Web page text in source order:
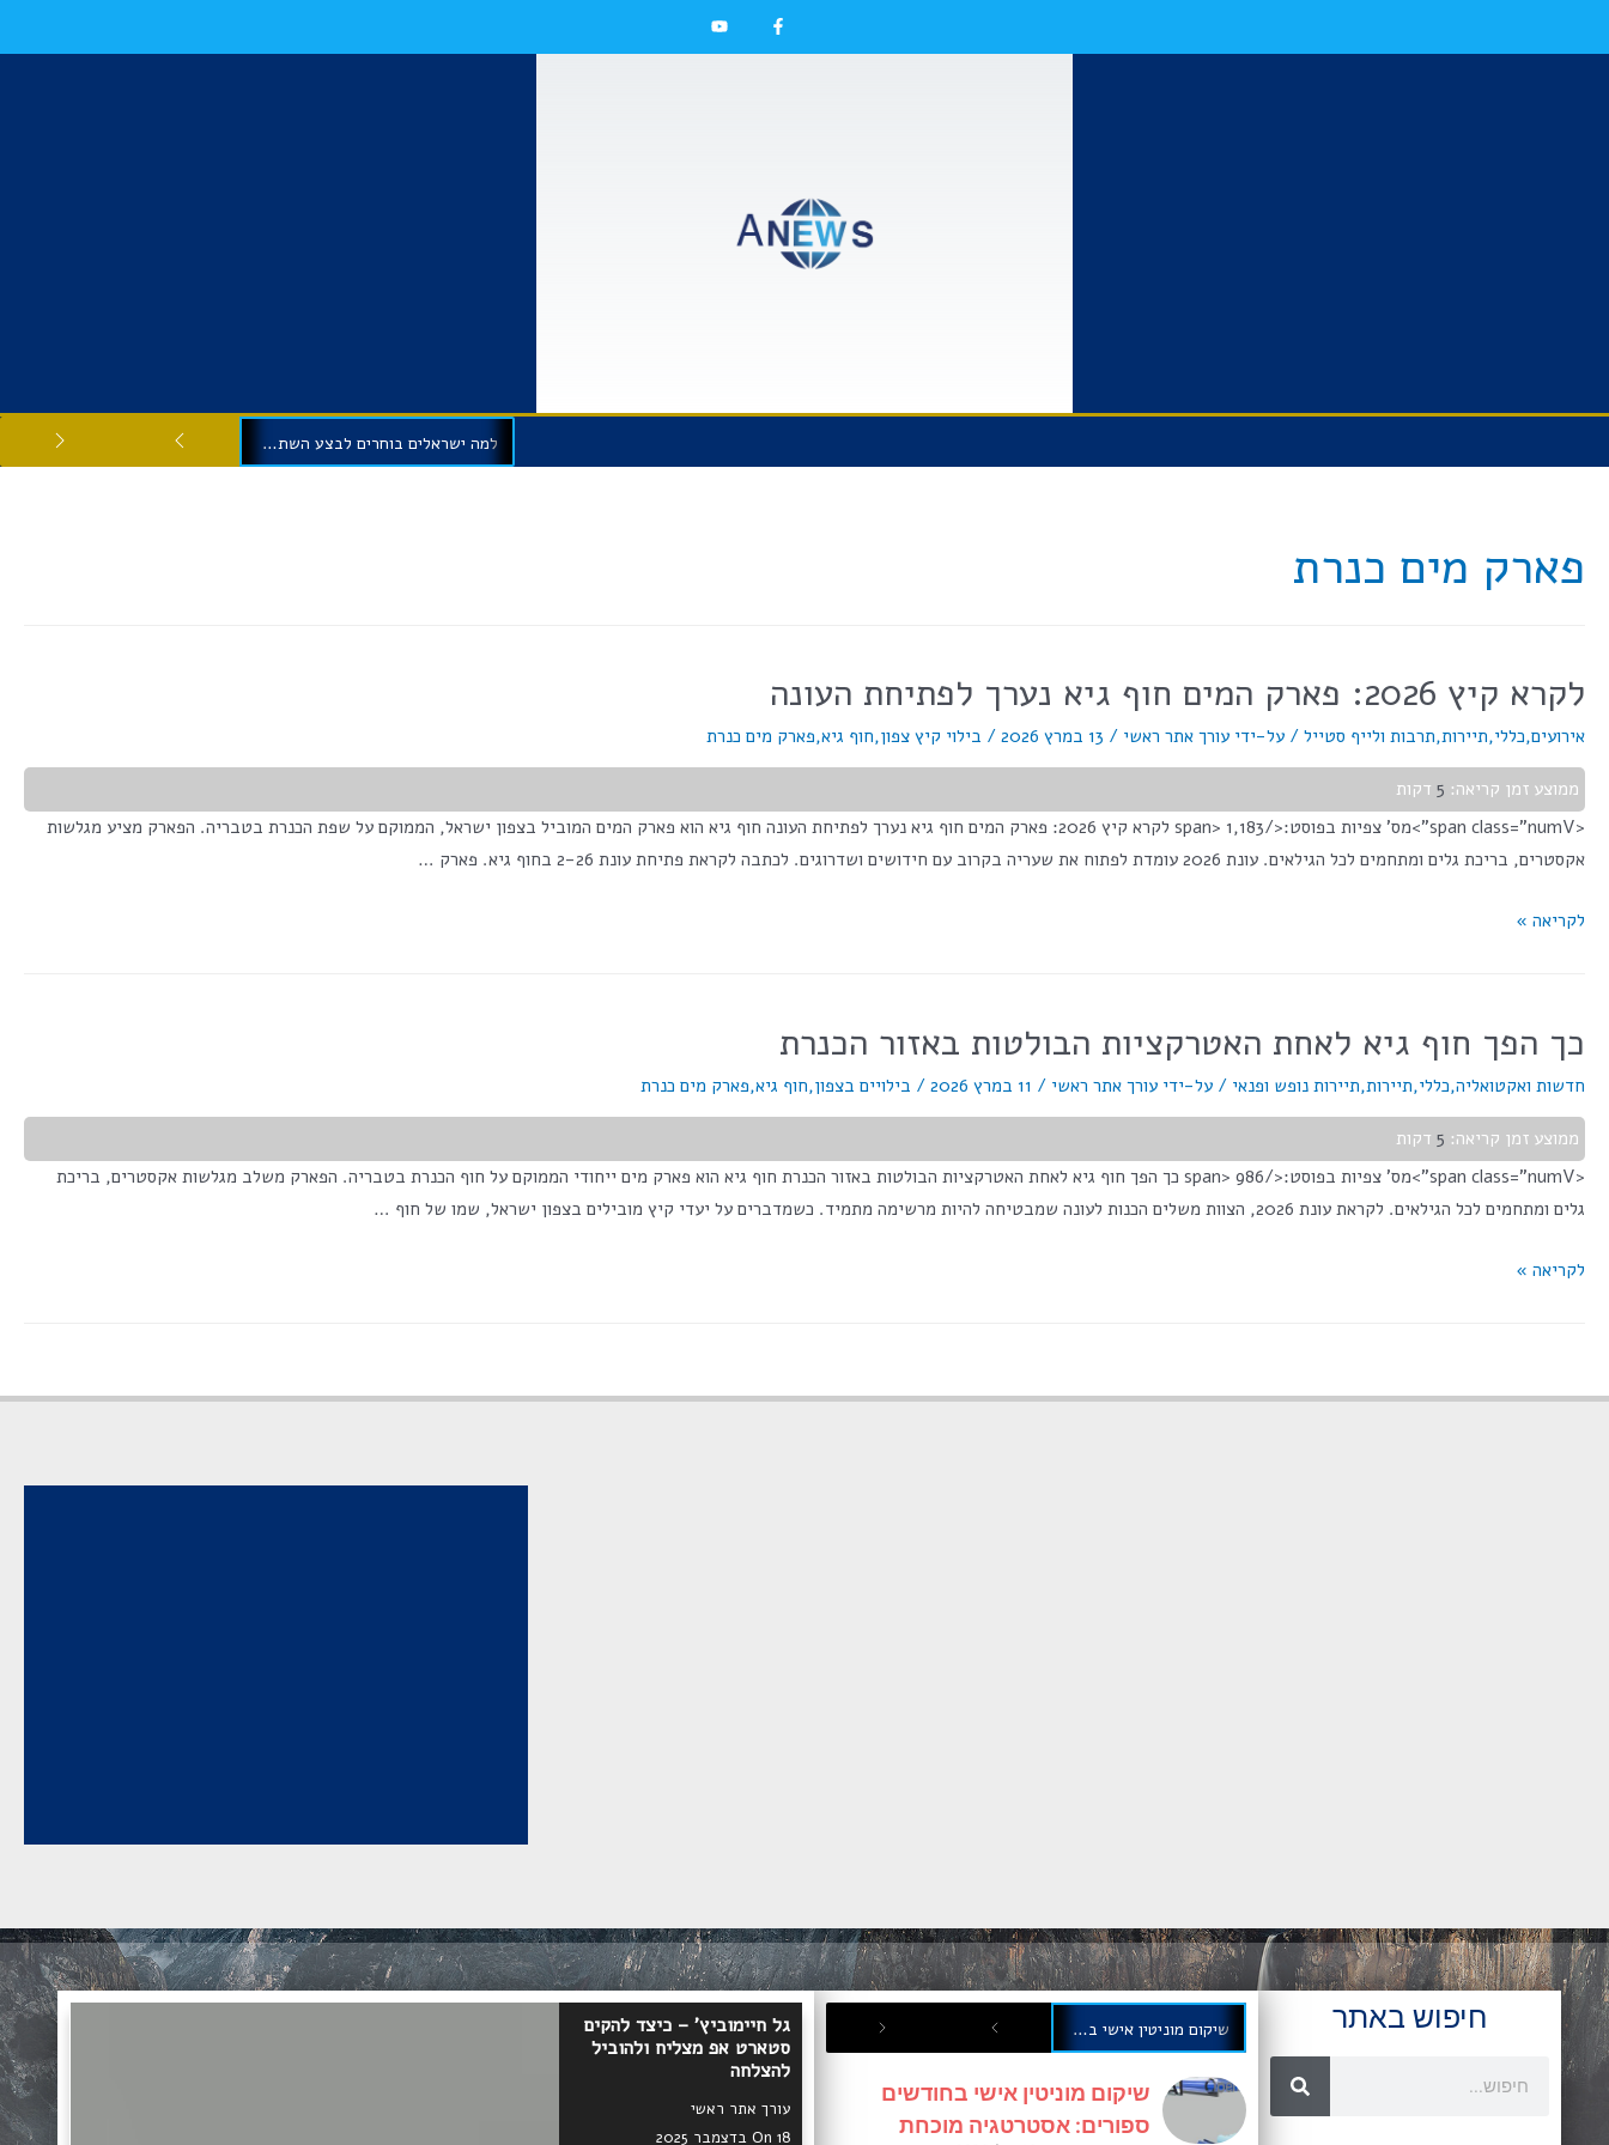
למה ישראלים בוחרים לבצע השתלות שיניים בגיאורגיה?
פארק מים כנרת
לקרא קיץ 2026: פארק המים חוף גיא נערך לפתיחת העונה
אירועים,כללי,תיירות,תרבות ולייף סטייל / על-ידי עורך אתר ראשי / 13 במרץ 2026 / בילוי קיץ צפון,חוף גיא,פארק מים כנרת
ממוצע זמן קריאה: 5 דקות
<span class="numV">מס' צפיות בפוסט:</span> 1,183 לקרא קיץ 2026: פארק המים חוף גיא נערך לפתיחת העונה חוף גיא הוא פארק המים המוביל בצפון ישראל, הממוקם על שפת הכנרת בטבריה. הפארק מציע מגלשות
אקסטרים, בריכת גלים ומתחמים לכל הגילאים. עונת 2026 עומדת לפתוח את שעריה בקרוב עם חידושים ושדרוגים. לכתבה לקראת פתיחת עונת 2-26 בחוף גיא. פארק …
לקריאה »
כך הפך חוף גיא לאחת האטרקציות הבולטות באזור הכנרת
חדשות ואקטואליה,כללי,תיירות,תיירות נופש ופנאי / על-ידי עורך אתר ראשי / 11 במרץ 2026 / בילויים בצפון,חוף גיא,פארק מים כנרת
ממוצע זמן קריאה: 5 דקות
<span class="numV">מס' צפיות בפוסט:</span> 986 כך הפך חוף גיא לאחת האטרקציות הבולטות באזור הכנרת חוף גיא הוא פארק מים ייחודי הממוקם על חוף הכנרת בטבריה. הפארק משלב מגלשות אקסטרים, בריכת
גלים ומתחמים לכל הגילאים. לקראת עונת 2026, הצוות משלים הכנות לעונה שמבטיחה להיות מרשימה מתמיד. כשמדברים על יעדי קיץ מובילים בצפון ישראל, שמו של חוף …
לקריאה »
חיפוש באתר שיקום מוניטין אישי בחודשים ספורים: אסטרטגיה מוכחת
שיקום מוניטין אישי בחודשים
ספורים: אסטרטגיה מוכחת
גל חיימוביץ' – כיצד להקים
סטארט אפ מצליח ולהוביל
להצלחה
עורך אתר ראשי
On 18 בדצמבר 2025